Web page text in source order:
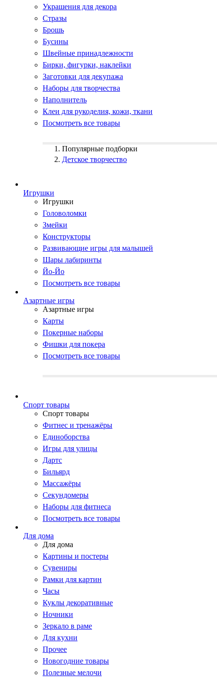
Украшения для декора
Стразы
Брошь
Бусины
Швейные принадлежности
Бирки, фигурки, наклейки
Заготовки для декупажа
Наборы для творчества
Наполнитель
Клеи для рукоделия, кожи, ткани
Посмотреть все товары
Популярные подборки
Детское творчество
Игрушки
Игрушки
Головоломки
Змейки
Конструкторы
Развивающие игры для малышей
Шары лабиринты
Йо-Йо
Посмотреть все товары
Азартные игры
Азартные игры
Карты
Покерные наборы
Фишки для покера
Посмотреть все товары
Cпорт товары
Cпорт товары
Фитнес и тренажёры
Единоборства
Игры для улицы
Дартс
Бильярд
Массажёры
Секундомеры
Наборы для фитнеса
Посмотреть все товары
Для дома
Для дома
Картины и постеры
Сувениры
Рамки для картин
Часы
Куклы декоративные
Ночники
Зеркало в раме
Для кухни
Прочее
Новогодние товары
Полезные мелочи